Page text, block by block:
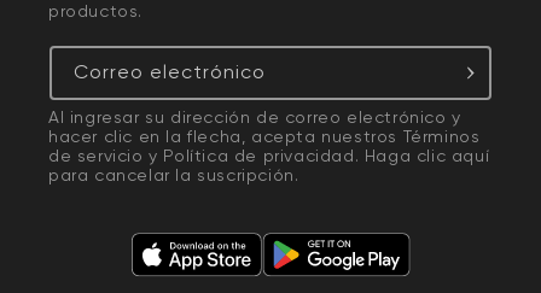
productos.
Correo electrónico
Al ingresar su dirección de correo electrónico y
hacer clic en la flecha, acepta nuestros Términos
de servicio y Política de privacidad. Haga clic aquí
para cancelar la suscripción.